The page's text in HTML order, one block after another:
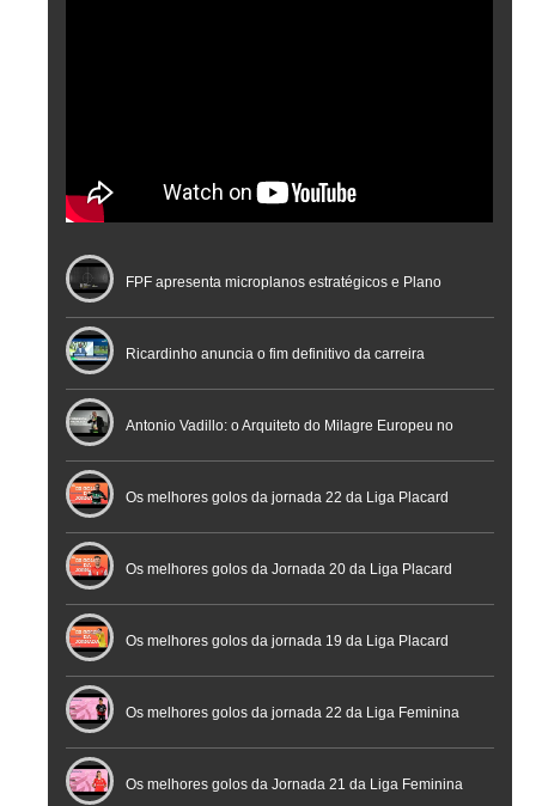
FPF apresenta microplanos estratégicos e Plano
Nacional de Arbitragem
Ricardinho anuncia o fim definitivo da carreira
profissional em conferência histórica na Cidade do
Futebol
Antonio Vadillo: o Arquiteto do Milagre Europeu no
Futsal | Documentário
Os melhores golos da jornada 22 da Liga Placard
Os melhores golos da Jornada 20 da Liga Placard
Futsal
Os melhores golos da jornada 19 da Liga Placard
Os melhores golos da jornada 22 da Liga Feminina
Placard
Os melhores golos da Jornada 21 da Liga Feminina